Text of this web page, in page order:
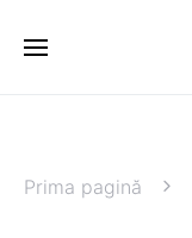
Prima pagină